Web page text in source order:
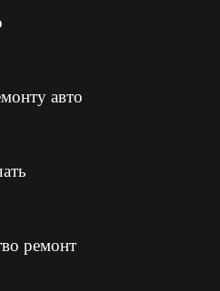
авто
ремонт